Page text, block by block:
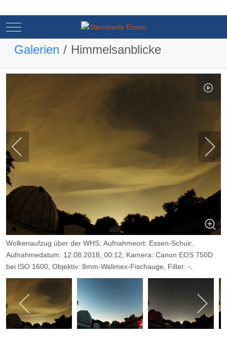
Mobile Menu Toggle
Galerien Himmelsanblicke
Wolkenaufzug über der WHS, Aufnahmeort: Essen-Schuir,
Aufnahmedatum: 12.08.2018, 00:12, Kamera: Canon EOS 750D
bei ISO 1600, Objektiv: 8mm-Walimex-Fischauge, Filter: -,
Belichtungszeit: 10sec, Blende: 3,5.